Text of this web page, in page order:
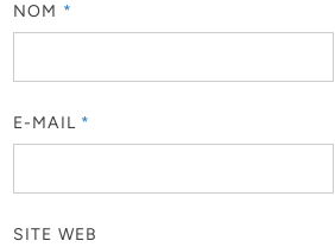
NOM *
E-MAIL *
SITE WEB